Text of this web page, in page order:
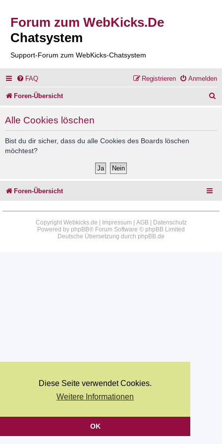
Diese Seite verwendet Cookies.
Weitere Informationen
OK
Forum zum WebKicks.De
Chatsystem
Support-Forum zum WebKicks-Chatsystem
FAQ Anmelden
Registrieren
Foren-Übersicht
Alle Cookies löschen
Bist du dir sicher, dass du alle Cookies des Boards löschen
möchtest?
Foren-Übersicht
Copyright Webkicks.de | Impressum AGB|
Datenschutz
Powered by phpBB® Forum Software © phpBB Limited
Deutsche Übersetzung durch phpBB.de